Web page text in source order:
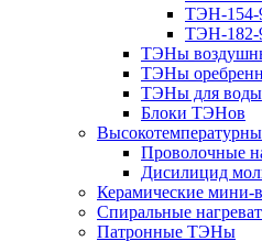
ТЭН-154-
ТЭН-182-
ТЭНы
ТЭНы
ТЭНы для воды
Блоки ТЭНов
Проволочные
Дисилицид
Керамические мини-
Спиральные
Патронные ТЭНы